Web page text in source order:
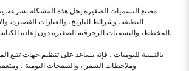
مصنع التسميات الصغيرة يحل هذه المشكلة بسرعة.
النظيفة، وشرائط التاريخ، والعبارات القصيرة،
المخطط، والتسميات الزخرفية الصغيرة دون إعادة الكتابة أو قطع كل شيء باليد.
بالنسبة لليوميات ، فإنه يساعد على تنظيم جهات تتبع
وملاحظات السفر ، والصفحات اليومية ،